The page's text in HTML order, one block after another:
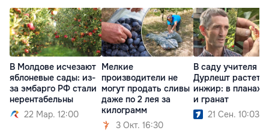
В Молдове исчезают
яблоневые сады: из-
за эмбарго РФ стали
нерентабельны
22 Мар. 12:00
Мелкие
производители не
могут продать сливы
даже по 2 лея за
килограмм
3 Окт. 16:30
В саду учителя из
Дурлешт растет
инжир: в планах
и гранат
21 Сен. 10:03